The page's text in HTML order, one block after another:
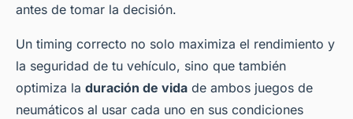
antes de tomar la decisión.
Un timing correcto no solo maximiza el rendimiento y
la seguridad de tu vehículo, sino que también
optimiza la duración de vida de ambos juegos de
neumáticos al usar cada uno en sus condiciones